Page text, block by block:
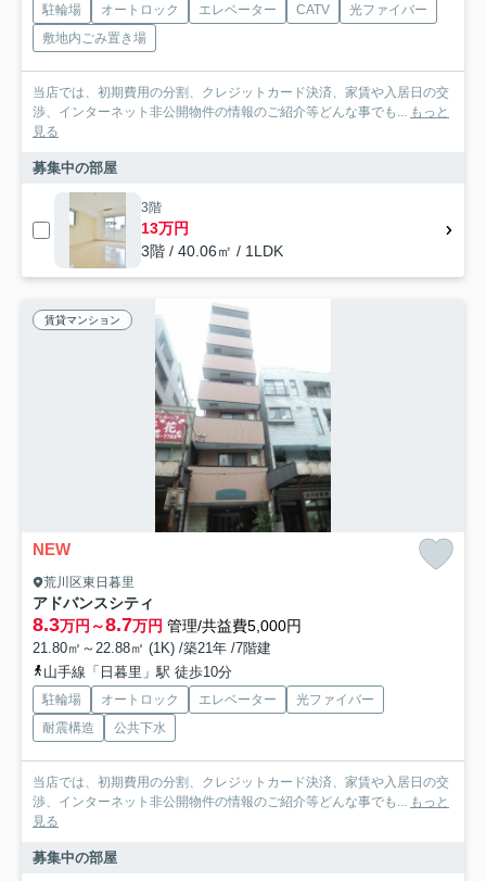
駐輪場 オートロック エレベーター CATV
光ファイバー
敷地内ごみ置き場
当店では、初期費用の分割、クレジットカード決済、家賃や入居日の交
渉、インターネット非公開物件の情報のご紹介等どんな事でも... もっと
見る
募集中の部屋
3階
13万円
3階 / 40.06㎡ / 1LDK
賃貸マンション
NEW
荒川区東日暮里
アドバンスシティ
8.3万円～8.7万円 管理/共益費5,000円
21.80㎡～22.88㎡ (1K) /築21年 /7階建
山手線「日暮里」駅 徒歩10分
駐輪場 オートロック エレベーター
光ファイバー
耐震構造
公共下水
当店では、初期費用の分割、クレジットカード決済、家賃や入居日の交
渉、インターネット非公開物件の情報のご紹介等どんな事でも... もっと
見る
募集中の部屋